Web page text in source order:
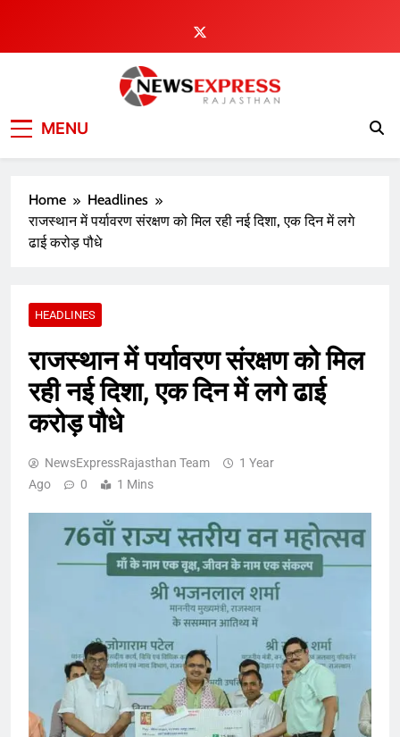
content
MENU
Home
Headlines
राजस्थान में पर्यावरण संरक्षण को मिल रही नई दिशा, एक दिन में लगे
ढाई करोड़ पौधे
HEADLINES
राजस्थान में पर्यावरण संरक्षण को मिल
रही नई दिशा, एक दिन में लगे ढाई
करोड़ पौधे
NewsExpressRajasthan Team
1 Year
Ago
0 1 Mins